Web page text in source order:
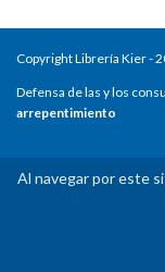
Al navegar por este
Copyright Librería Kier -
Defensa de las y los
arrepentimiento